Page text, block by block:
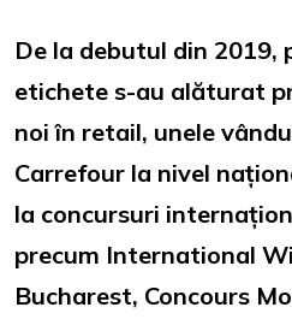
De la debutul din 2019,
etichete s-au alăturat
noi în retail, unele
Carrefour la nivel
la concursuri
precum International
Bucharest, Concours